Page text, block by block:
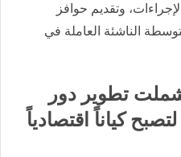
وتقديم حوافز
الناشئة العاملة في
شملت تطوير دور
كياناً اقتصادياً